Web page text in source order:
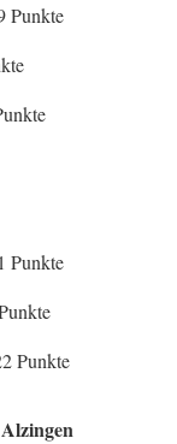
Punkte
Punkte
Punkte